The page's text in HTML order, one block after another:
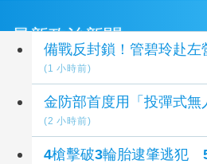
最新政治新聞
備戰反封鎖！管碧玲赴左
(1 小時前)
金防部首度用「投彈式無
(2 小時前)
4槍擊破3輪胎逮肇逃犯